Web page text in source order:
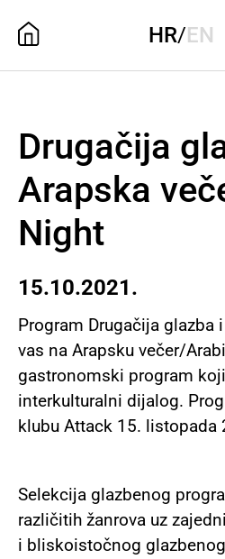
HR/EN
Drugačija
Arapska
Night
15.10.2021.
Program Drugačija glazba i
vas na Arapsku večer/
gastronomski program
interkulturalni dijalog.
klubu Attack 15. listopada
Selekcija glazbenog
različitih žanrova uz
i bliskoistočnog